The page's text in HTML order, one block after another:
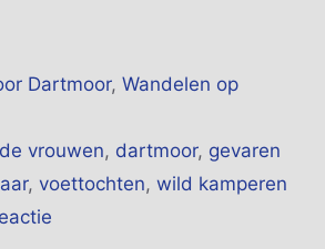
Dartmoor,Wandelen op
vrouwen, dartmoor, gevaren
, voettochten, wild kamperen